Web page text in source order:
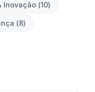
Inovação (10)
(8)